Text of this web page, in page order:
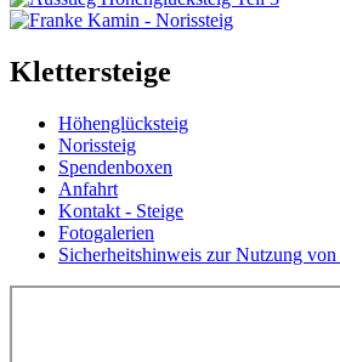
Klettersteige
Höhenglücksteig
Norissteig
Spendenboxen
Anfahrt
Kontakt - Steige
Fotogalerien
Sicherheitshinweis zur Nutzung